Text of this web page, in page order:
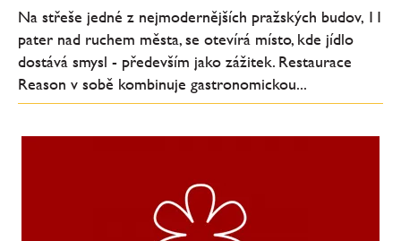
Na střeše jedné z nejmodernějších pražských budov, 11
pater nad ruchem města, se otevírá místo, kde jídlo
dostává smysl - především jako zážitek. Restaurace
Reason v sobě kombinuje gastronomickou...